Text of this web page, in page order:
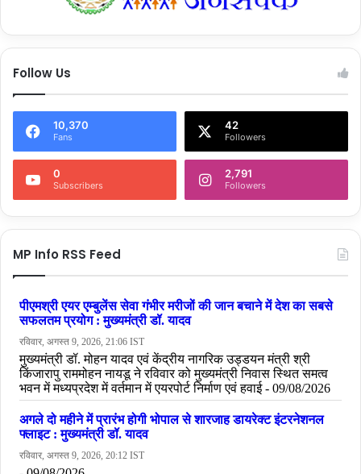
Follow Us
10,370
Fans
42
Followers
0
Subscribers
2,791
Followers
MP Info RSS Feed